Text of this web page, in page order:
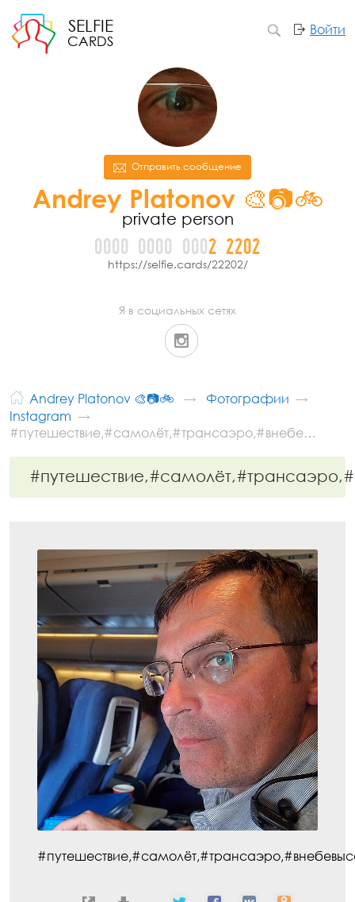
SELFIE
CARDS
Войти
Отправить сообщение
Andrey Platonov 🎨📷🚲
private person
0000 0000 0002 2202
https://selfie.cards/22202/
Я в социальных сетях
Andrey Platonov 🎨📷🚲
Фотографии
Instagram
#путешествие,#самолёт,#трансаэро,#внебе…